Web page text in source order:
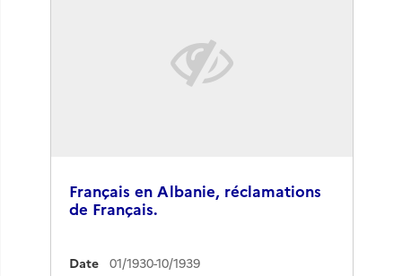
Français en Albanie, réclamations
de Français.
Date
01/1930-10/1939